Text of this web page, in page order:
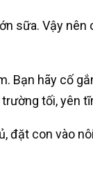
sữa. Vậy
hãy cố
tối, yên
đặt con vào